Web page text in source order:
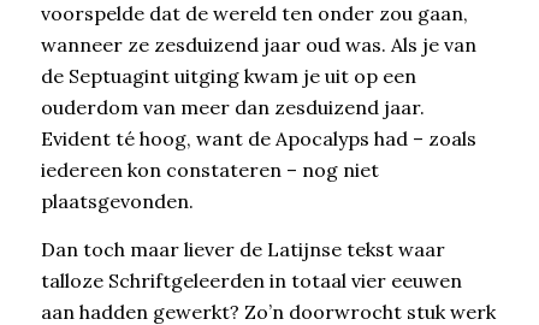
voorspelde dat de wereld ten onder zou gaan,
wanneer ze zesduizend jaar oud was. Als je van
de Septuagint uitging kwam je uit op een
ouderdom van meer dan zesduizend jaar.
Evident té hoog, want de Apocalyps had – zoals
iedereen kon constateren – nog niet
plaatsgevonden.
Dan toch maar liever de Latijnse tekst waar
talloze Schriftgeleerden in totaal vier eeuwen
aan hadden gewerkt? Zo’n doorwrocht stuk werk